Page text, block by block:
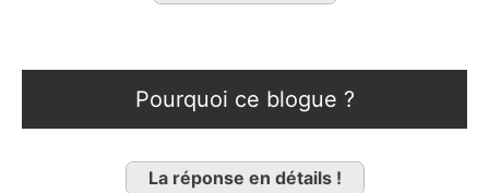
Pourquoi ce blogue ?
La réponse en détails !